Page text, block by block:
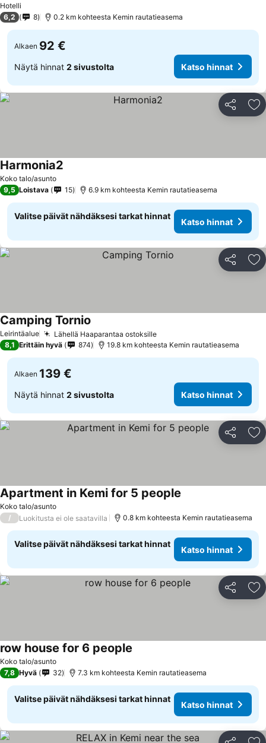
Hotelli
6,2 8 0.2 km kohteesta Kemin rautatieasema
Alkaen 92 €
Näytä hinnat 2 sivustolta Katso hinnat
Jaa
Koko talo/asunto
Harmonia2
9,5 Loistava 15 6.9 km kohteesta Kemin rautatieasema
Valitse päivät nähdäksesi tarkat hinnat
Katso hinnat
Jaa
Leirintäalue Lähellä Haaparantaa ostoksille
Camping Tornio
8,1 Erittäin hyvä 874 19.8 km kohteesta Kemin rautatieasema
Alkaen 139 €
Näytä hinnat 2 sivustolta Katso hinnat
Jaa
Koko talo/asunto
Apartment in Kemi for 5 people
/ Luokitusta ei ole saatavilla 0.8 km kohteesta Kemin rautatieasema
Valitse päivät nähdäksesi tarkat hinnat
Katso hinnat
Jaa
Koko talo/asunto
row house for 6 people
7,8 Hyvä 32 7.3 km kohteesta Kemin rautatieasema
Valitse päivät nähdäksesi tarkat hinnat
Katso hinnat